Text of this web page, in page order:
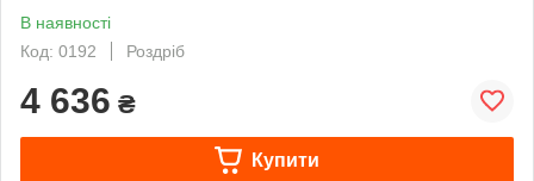
В наявності
Код: 0192
Роздріб
4 636 ₴
Купити